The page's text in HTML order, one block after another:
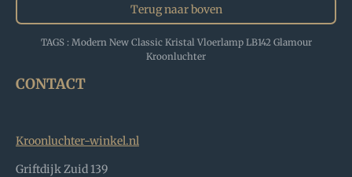
Terug naar boven
TAGS : Modern New Classic Kristal Vloerlamp LB142 Glamour
Kroonluchter
CONTACT
Kroonluchter-winkel.nl
Griftdijk Zuid 139